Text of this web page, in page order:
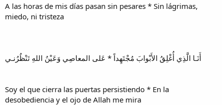
A las horas de mis días pasan sin pesares * Sin lágrimas,
miedo, ni tristeza
أَنَـا الَّذِي أُغْلِقُ الأَبْوابَ مُجْتَهِداً * عَلى المعاصِي وَعَيْنُ اللهِ تَنْظُرُنـي
Soy el que cierra las puertas persistiendo * En la
desobediencia y el ojo de Allah me mira